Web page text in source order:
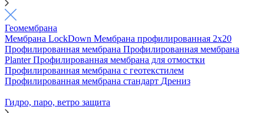
Геомембрана
Мембрана LockDown Мембрана профилированная 2х20
Профилированная мембрана Профилированная мембрана
PlanterПрофилированная мембрана для отмостки
Профилированная мембрана с геотекстилем
Профилированная мембрана стандарт Дрениз
Гидро, паро, ветро защита